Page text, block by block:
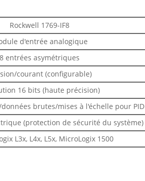
Rockwell 1769-IF8
d'entrée analogique
8 entrées asymétriques
courant (configurable)
16 bits (haute précision)
brutes/mises à l'échelle pour PID
(protection de sécurité du système)
L3x, L4x, L5x, MicroLogix 1500